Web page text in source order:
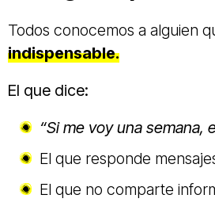
Todos conocemos a alguien
indispensable.
El que dice:
“Si me voy una semana,
El que responde
El que no comparte